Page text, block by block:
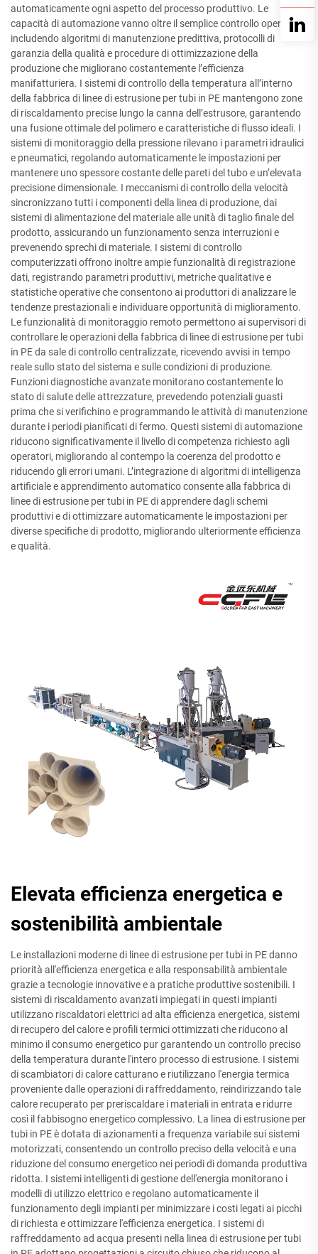
automaticamente ogni aspetto del processo produttivo. Le
capacità di automazione vanno oltre il semplice controllo operativo,
includendo algoritmi di manutenzione predittiva, protocolli di
garanzia della qualità e procedure di ottimizzazione della
produzione che migliorano costantemente l’efficienza
manifatturiera. I sistemi di controllo della temperatura all’interno
della fabbrica di linee di estrusione per tubi in PE mantengono zone
di riscaldamento precise lungo la canna dell’estrusore, garantendo
una fusione ottimale del polimero e caratteristiche di flusso ideali. I
sistemi di monitoraggio della pressione rilevano i parametri idraulici
e pneumatici, regolando automaticamente le impostazioni per
mantenere uno spessore costante delle pareti del tubo e un’elevata
precisione dimensionale. I meccanismi di controllo della velocità
sincronizzano tutti i componenti della linea di produzione, dai
sistemi di alimentazione del materiale alle unità di taglio finale del
prodotto, assicurando un funzionamento senza interruzioni e
prevenendo sprechi di materiale. I sistemi di controllo
computerizzati offrono inoltre ampie funzionalità di registrazione
dati, registrando parametri produttivi, metriche qualitative e
statistiche operative che consentono ai produttori di analizzare le
tendenze prestazionali e individuare opportunità di miglioramento.
Le funzionalità di monitoraggio remoto permettono ai supervisori di
controllare le operazioni della fabbrica di linee di estrusione per tubi
in PE da sale di controllo centralizzate, ricevendo avvisi in tempo
reale sullo stato del sistema e sulle condizioni di produzione.
Funzioni diagnostiche avanzate monitorano costantemente lo
stato di salute delle attrezzature, prevedendo potenziali guasti
prima che si verifichino e programmando le attività di manutenzione
durante i periodi pianificati di fermo. Questi sistemi di automazione
riducono significativamente il livello di competenza richiesto agli
operatori, migliorando al contempo la coerenza del prodotto e
riducendo gli errori umani. L’integrazione di algoritmi di intelligenza
artificiale e apprendimento automatico consente alla fabbrica di
linee di estrusione per tubi in PE di apprendere dagli schemi
produttivi e di ottimizzare automaticamente le impostazioni per
diverse specifiche di prodotto, migliorando ulteriormente efficienza
e qualità.
Elevata efficienza energetica e
sostenibilità ambientale
Le installazioni moderne di linee di estrusione per tubi in PE danno
priorità all'efficienza energetica e alla responsabilità ambientale
grazie a tecnologie innovative e a pratiche produttive sostenibili. I
sistemi di riscaldamento avanzati impiegati in questi impianti
utilizzano riscaldatori elettrici ad alta efficienza energetica, sistemi
di recupero del calore e profili termici ottimizzati che riducono al
minimo il consumo energetico pur garantendo un controllo preciso
della temperatura durante l'intero processo di estrusione. I sistemi
di scambiatori di calore catturano e riutilizzano l'energia termica
proveniente dalle operazioni di raffreddamento, reindirizzando tale
calore recuperato per preriscaldare i materiali in entrata e ridurre
così il fabbisogno energetico complessivo. La linea di estrusione per
tubi in PE è dotata di azionamenti a frequenza variabile sui sistemi
motorizzati, consentendo un controllo preciso della velocità e una
riduzione del consumo energetico nei periodi di domanda produttiva
ridotta. I sistemi intelligenti di gestione dell'energia monitorano i
modelli di utilizzo elettrico e regolano automaticamente il
funzionamento degli impianti per minimizzare i costi legati ai picchi
di richiesta e ottimizzare l'efficienza energetica. I sistemi di
raffreddamento ad acqua presenti nella linea di estrusione per tubi